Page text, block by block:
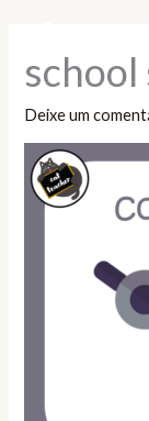
school
Deixe um